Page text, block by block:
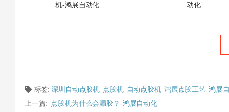
机-鸿展自动化
动化
标签: 深圳自动点胶机 点胶机 自动点胶机 鸿展点胶工艺 鸿展
上一篇:
点胶机为什么会漏胶？-鸿展自动化